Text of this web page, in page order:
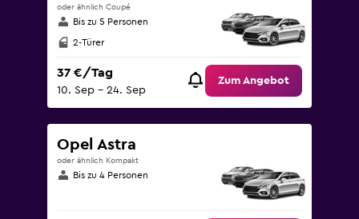
oder ähnlich Coupé
Bis zu 5 Personen
2-Türer
37 €/Tag
10. Sep – 24. Sep
Zum Angebot
Opel Astra
oder ähnlich Kompakt
Bis zu 4 Personen